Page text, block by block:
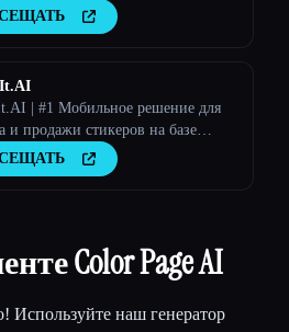
персонализированные дизайны
на основе пользовательского
| #1 Мобильное решение для
и продажи стикеров на базе
интеллекта
Color Page AI
Используйте наш генератор